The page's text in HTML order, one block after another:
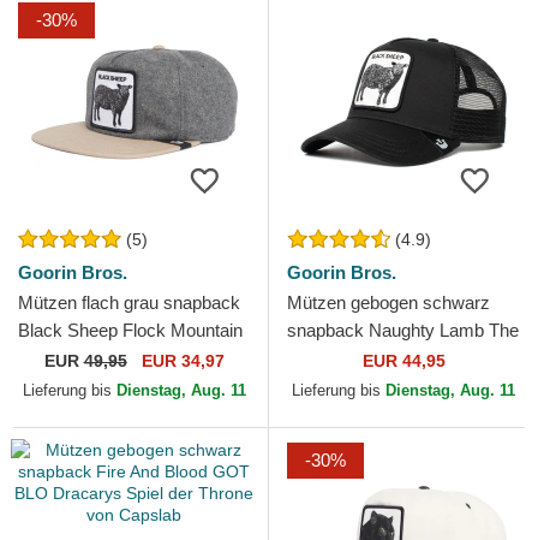
-30%
(5)
Goorin Bros.
Mützen flach grau snapback
Black Sheep Flock Mountain
The Farm Flats The Farm
Goorin Bros.
EUR49,95 EUR 34,97
Lieferung bis Dienstag, Aug. 11
(4.9)
Goorin Bros.
Mützen gebogen schwarz
snapback Naughty Lamb The
Farm Goorin Bros.
EUR 44,95
Lieferung bis Dienstag, Aug. 11
-30%